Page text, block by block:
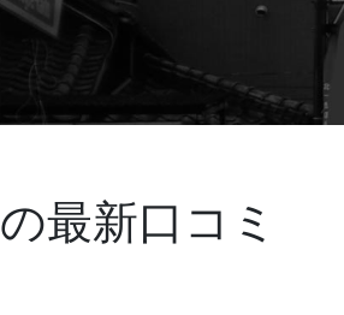
の最新口コミ